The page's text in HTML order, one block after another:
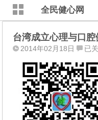
全民健心网
台湾成立心理与口腔
2014年02月18日
台
成
立
心
理
与
已